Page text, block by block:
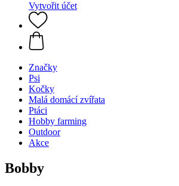
Vytvořit účet
Značky
Psi
Kočky
Malá domácí zvířata
Ptáci
Hobby farming
Outdoor
Akce
Bobby